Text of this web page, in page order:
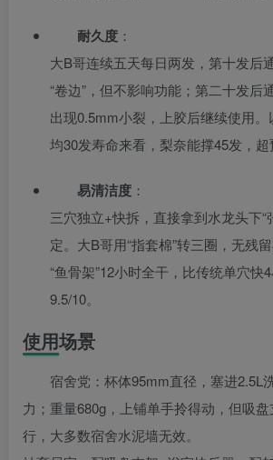
耐久度 ：
大B哥连续五天每日两发，第十发后
“卷边”，但不影响功能；第二十发后
出现0.5mm小裂，上胶后继续使用。
均30发寿命来看，梨奈能撑45发，超
易清洁度 ：
三穴独立+快拆，直接拿到水龙头下“
定。大B哥用“指套棉”转三圈，无残
“鱼骨架”12小时全干，比传统单穴快
9.5/10。
使用场景
宿舍党：杯体95mm直径，塞进2.5L
力；重量680g，上铺单手拎得动，但吸
行，大多数宿舍水泥墙无效。